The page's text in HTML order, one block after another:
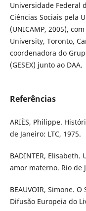
Universidade Federal
Ciências Sociais pela
(UNICAMP, 2005),
University, Toronto,
coordenadora do
(GESEX) junto ao DAA.
Referências
ARIÈS, Philippe.
de Janeiro: LTC, 1975.
BADINTER,
amor materno. Rio de
BEAUVOIR, Simone.
Difusão Europeia do